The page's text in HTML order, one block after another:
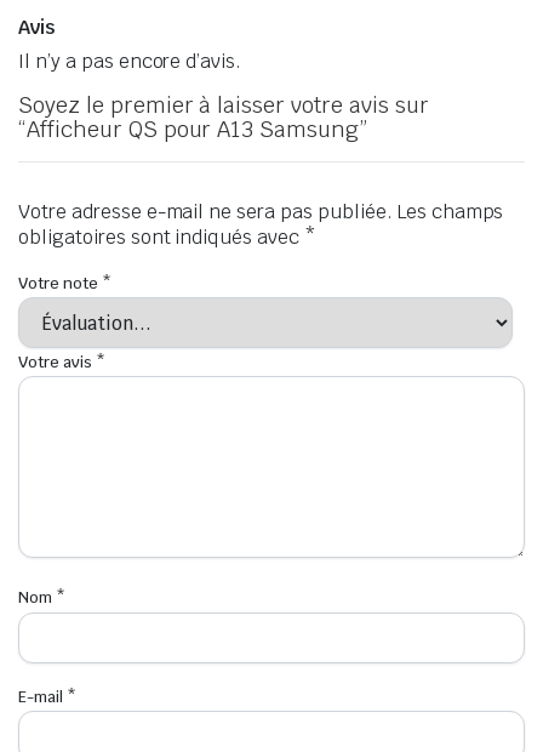
Avis
Il n’y a pas encore d’avis.
Soyez le premier à laisser votre avis sur
“Afficheur QS pour A13 Samsung”
Votre adresse e-mail ne sera pas publiée. Les champs
obligatoires sont indiqués avec *
Votre note *
Votre avis *
Nom *
E-mail *